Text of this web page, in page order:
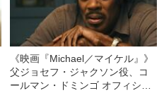
《映画『Michael／マイケル』》
父ジョセフ・ジャクソン役、コ
ールマン・ドミンゴ オフィシャ